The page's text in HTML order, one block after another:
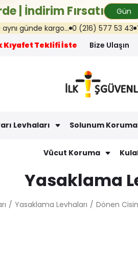
| İndirim Fırsatı Gün
0 (216) 577 53 43 Toptan Fiyat
Kıyafet Teklifi İste Bize Ulaşın
Levhaları Solunum Koruma
Vücut Koruma
Yasaklama
Yasaklama Levhaları Dönen